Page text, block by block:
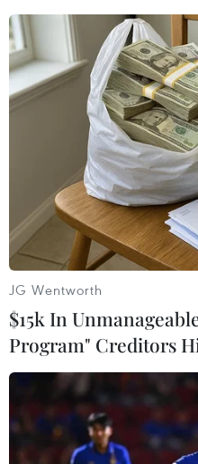
#Tiêu chuẩn Việt Nam
#Thiết bị y tế
#Máy thở
Theo dõi VietnamPlus
TIN LIÊN QUAN
JG Wentworth
$15k In
Program" Creditors